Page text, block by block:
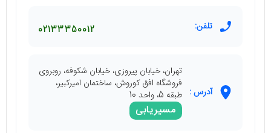
تلفن: 02133350012
آدرس :
تهران، خیابان پیروزی، خیابان شکوفه، روبروی
فروشگاه افق کوروش، ساختمان امیرکبیر،
طبقه 5، واحد 10
مسیریابی